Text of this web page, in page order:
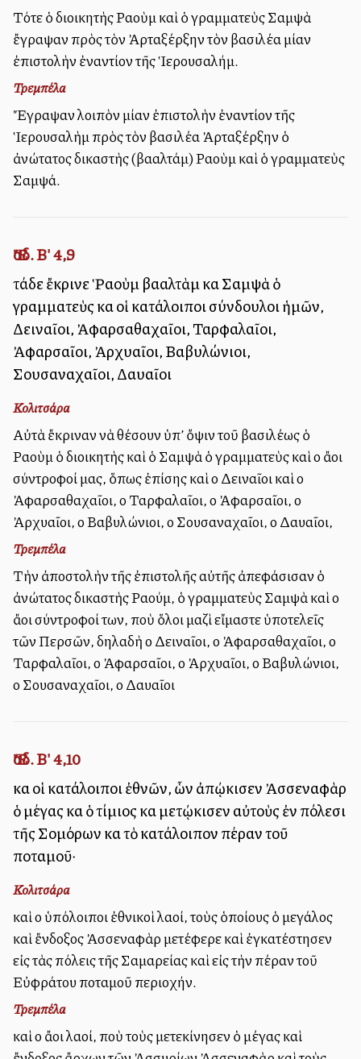
Τότε ὁ διοικητὴς Ραοὺμ καὶ ὁ γραμματεὺς Σαμψὰ
ἔγραψαν πρὸς τὸν Ἀρταξέρξην τὸν βασιλέα μίαν
ἐπιστολὴν ἐναντίον τῆς Ἱερουσαλήμ.
Τρεμπέλα
Ἔγραψαν λοιπὸν μίαν ἐπιστολὴν ἐναντίον τῆς
Ἱερουσαλὴμ πρὸς τὸν βασιλέα Ἀρταξέρξην ὁ
ἀνώτατος δικαστὴς (βααλτάμ) Ραοὺμ καὶ ὁ γραμματεὺς
Σαμψά.
Ἔσδ. Β' 4,9
τάδε ἔκρινε Ῥαοὺμ βααλτὰμ καὶ Σαμψὰ ὁ
γραμματεὺς καὶ οἱ κατάλοιποι σύνδουλοι ἡμῶν,
Δειναῖοι, Ἀφαρσαθαχαῖοι, Ταρφαλαῖοι,
Ἀφαρσαῖοι, Ἀρχυαῖοι, Βαβυλώνιοι,
Σουσαναχαῖοι, Δαυαῖοι
Κολιτσάρα
Αὐτὰ ἔκριναν νὰ θέσουν ὑπ’ ὄψιν τοῦ βασιλέως ὁ
Ραοὺμ ὁ διοικητὴς καὶ ὁ Σαμψὰ ὁ γραμματεὺς καὶ οἱ ἄλλοι
σύντροφοί μας, ὅπως ἐπίσης καὶ οἱ Δειναῖοι καὶ οἱ
Ἀφαρσαθαχαῖοι, οἱ Ταρφαλαῖοι, οἱ Ἀφαρσαῖοι, οἱ
Ἀρχυαῖοι, οἱ Βαβυλώνιοι, οἱ Σουσαναχαῖοι, οἱ Δαυαῖοι,
Τρεμπέλα
Τὴν ἀποστολὴν τῆς ἐπιστολῆς αὐτῆς ἀπεφάσισαν ὁ
ἀνώτατος δικαστὴς Ραούμ, ὁ γραμματεὺς Σαμψὰ καὶ οἱ
ἄλλοι σύντροφοί των, ποὺ ὅλοι μαζὶ εἴμαστε ὑποτελεῖς
τῶν Περσῶν, δηλαδὴ οἱ Δειναῖοι, οἱ Ἀφαρσαθαχαῖοι, οἱ
Ταρφαλαῖοι, οἱ Ἀφαρσαῖοι, οἱ Ἀρχυαῖοι, οἱ Βαβυλώνιοι,
οἱ Σουσαναχαῖοι, οἱ Δαυαῖοι
Ἔσδ. Β' 4,10
καὶ οἱ κατάλοιποι ἐθνῶν, ὧν ἀπῴκισεν Ἀσσεναφὰρ
ὁ μέγας καὶ ὁ τίμιος καὶ μετῴκισεν αὐτοὺς ἐν πόλεσι
τῆς Σομόρων καὶ τὸ κατάλοιπον πέραν τοῦ
ποταμοῦ·
Κολιτσάρα
καὶ οἱ ὑπόλοιποι ἐθνικοὶ λαοί, τοὺς ὁποίους ὁ μεγάλος
καὶ ἔνδοξος Ἀσσεναφὰρ μετέφερε καὶ ἐγκατέστησεν
εἰς τὰς πόλεις τῆς Σαμαρείας καὶ εἰς τὴν πέραν τοῦ
Εὐφράτου ποταμοῦ περιοχήν.
Τρεμπέλα
καὶ οἱ ἄλλοι λαοί, ποὺ τοὺς μετεκίνησεν ὁ μέγας καὶ